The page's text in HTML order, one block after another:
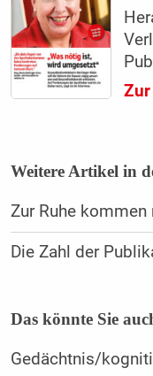
Weitere Artikel in
Zur Ruhe
Die Zahl der
Das könnte Sie
Gedächtnis/